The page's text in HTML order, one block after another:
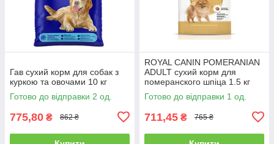
Гав сухий корм для собак з
куркою та овочами 10 кг
Готово до відправки 2 од.
775,80 ₴ 862 ₴
ROYAL CANIN POMERANIAN
ADULT сухий корм для
померанского шпіца 1.5 кг
Готово до відправки 1 од.
711,45 ₴ 765 ₴